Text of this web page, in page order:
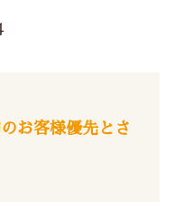
お客様優先とさ